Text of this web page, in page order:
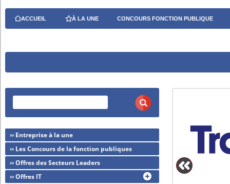
ACCUEIL À LA UNE CONCOURS FONCTION PUBLIQUE
›› Entreprise à la une
›› Les Concours de la fonction publiques
›› Offres des Secteurs Leaders
›› Offres IT